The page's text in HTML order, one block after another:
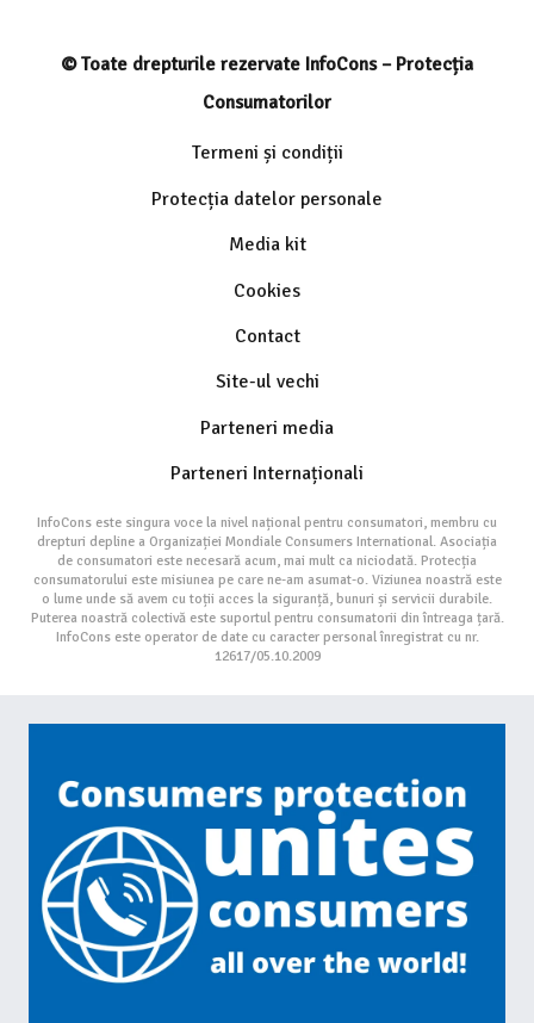
© Toate drepturile rezervate InfoCons – Protecția
Consumatorilor
Termeni și condiții
Protecția datelor personale
Media kit
Cookies
Contact
Site-ul vechi
Parteneri media
Parteneri Internaționali
InfoCons este singura voce la nivel național pentru consumatori, membru cu
drepturi depline a Organizației Mondiale Consumers International. Asociația
de consumatori este necesară acum, mai mult ca niciodată. Protecția
consumatorului este misiunea pe care ne-am asumat-o. Viziunea noastră este
o lume unde să avem cu toții acces la siguranță, bunuri și servicii durabile.
Puterea noastră colectivă este suportul pentru consumatorii din întreaga țară.
InfoCons este operator de date cu caracter personal înregistrat cu nr.
12617/05.10.2009